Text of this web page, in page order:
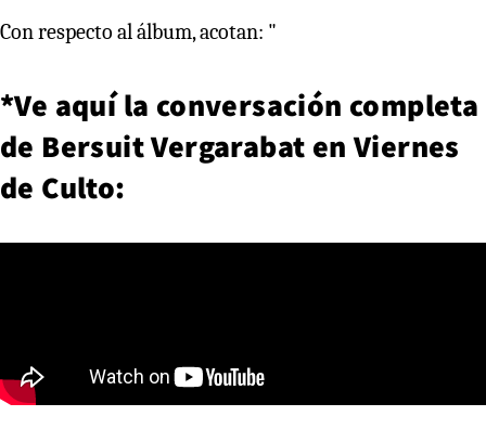
Con respecto al álbum, acotan: "
*Ve aquí la conversación completa
de Bersuit Vergarabat en Viernes
de Culto: